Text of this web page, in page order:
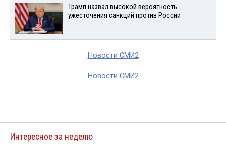
Трамп назвал высокой вероятность
ужесточения санкций против России
Новости СМИ2
Новости СМИ2
Интересное за неделю